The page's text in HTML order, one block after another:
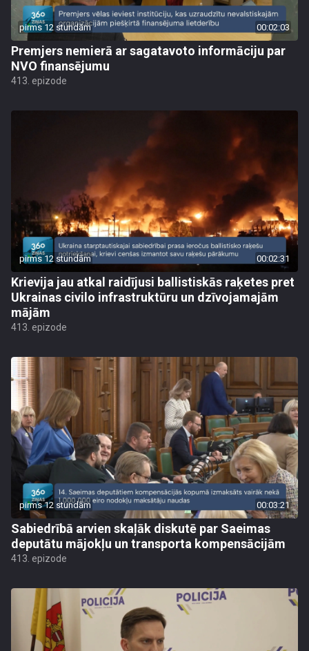
pirms 12 stundām 00:02:03
Premjers nemierā ar sagatavoto informāciju par
NVO finansējumu
413. epizode
pirms 12 stundām 00:02:31
Krievija jau atkal raidījusi ballistiskās raķetes pret
Ukrainas civilo infrastruktūru un dzīvojamajām
mājām
413. epizode
pirms 12 stundām 00:03:21
Sabiedrībā arvien skaļāk diskutē par Saeimas
deputātu mājokļu un transporta kompensācijām
413. epizode